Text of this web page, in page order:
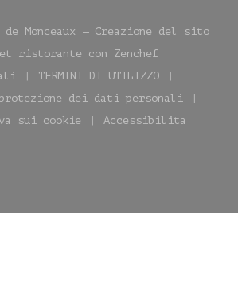
de Monceaux — Creazione del sito
ristorante con Zenchef
una nuova finestra))
TERMINI DI UTILIZZO
dei dati personali
((apre una nuova finestra))
sui cookie
Accessibilita